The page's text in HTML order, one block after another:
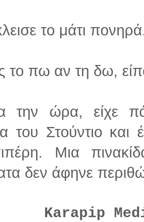
το μάτι
το πω αν τη δω,
την ώρα, είχε
του Στούντιο
Μια
δεν άφηνε
Κarapip